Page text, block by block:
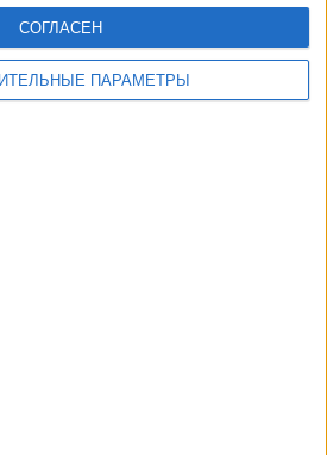
ПАРАМЕТРЫ
СОГЛАСЕН